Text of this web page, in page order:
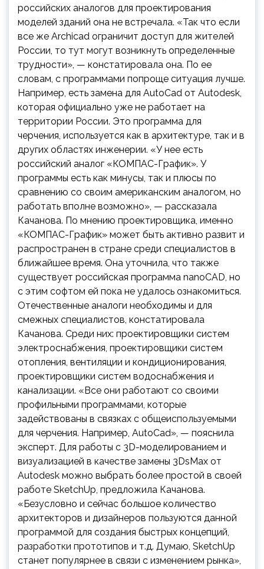
российских аналогов для проектирования
моделей зданий она не встречала. «Так что если
все же Archicad ограничит доступ для жителей
России, то тут могут возникнуть определенные
трудности», — констатировала она. По ее
словам, с программами попроще ситуация лучше.
Например, есть замена для AutoCad от Autodesk,
которая официально уже не работает на
территории России. Это программа для
черчения, используется как в архитектуре, так и в
других областях инженерии. «У нее есть
российский аналог «КОМПАС-График». У
программы есть как минусы, так и плюсы по
сравнению со своим американским аналогом, но
работать вполне возможно», — рассказала
Качанова. По мнению проектировщика, именно
«КОМПАС-График» может быть активно развит и
распространен в стране среди специалистов в
ближайшее время. Она уточнила, что также
существует российская программа nanoCAD, но
с этим софтом ей пока не удалось ознакомиться.
Отечественные аналоги необходимы и для
смежных специалистов, констатировала
Качанова. Среди них: проектировщики систем
электроснабжения, проектировщики систем
отопления, вентиляции и кондиционирования,
проектировщики систем водоснабжения и
канализации. «Все они работают со своими
профильными программами, которые
задействованы в связках с общеиспользуемыми
для черчения. Например, AutoCad», — пояснила
эксперт. Для работы с 3D-моделированием и
визуализацией в качестве замены 3DsMax от
Autodesk можно выбрать более простой в своей
работе SketchUp, предложила Качанова.
«Безусловно и сейчас большое количество
архитекторов и дизайнеров пользуются данной
программой для создания быстрых концепций,
разработки прототипов и т.д. Думаю, SketchUp
станет популярнее в связи с изменением рынка»,